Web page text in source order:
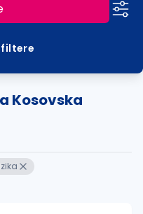
Kosovska